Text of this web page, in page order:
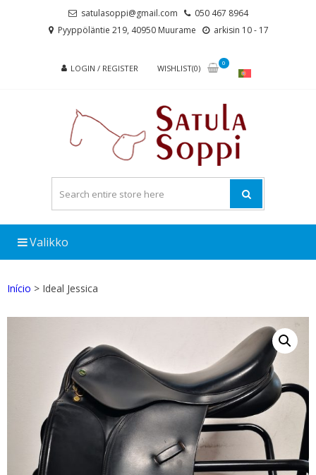
satulasoppi@gmail.com
050 467 8964
Pyyppöläntie 219, 40950 Muurame
arkisin 10 - 17
LOGIN / REGISTER WISHLIST(0)
0
Valikko
Início > Ideal Jessica